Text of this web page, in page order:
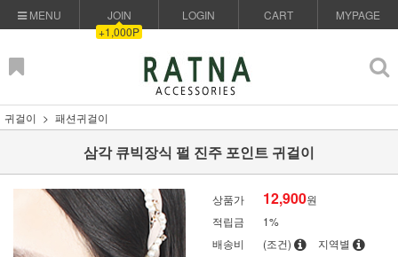
MENU
JOIN
+1,000P
LOGIN CART MYPAGE
귀걸이 패션귀걸이
삼각 큐빅장식 펄 진주 포인트 귀걸이
상품가 12,900원
적립금
1%
배송비
(조건)
지역별